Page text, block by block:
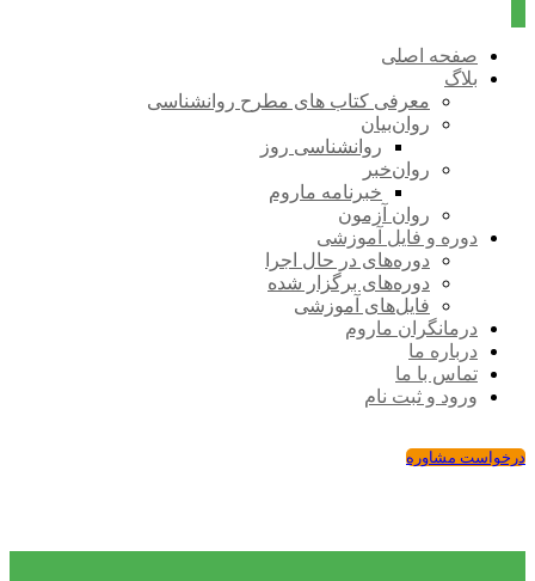
صفحه اصلی
بلاگ
معرفی کتاب های مطرح روانشناسی
روان‌بیان
روانشناسی روز
روان‌خبر
خبرنامه ماروم
روان آزمون
دوره و فایل آموزشی
دوره‌های در حال اجرا
دوره‌های برگزار شده
فایل‌های آموزشی
درمانگران ماروم
درباره ما
تماس با ما
ورود و ثبت نام
درخواست مشاوره